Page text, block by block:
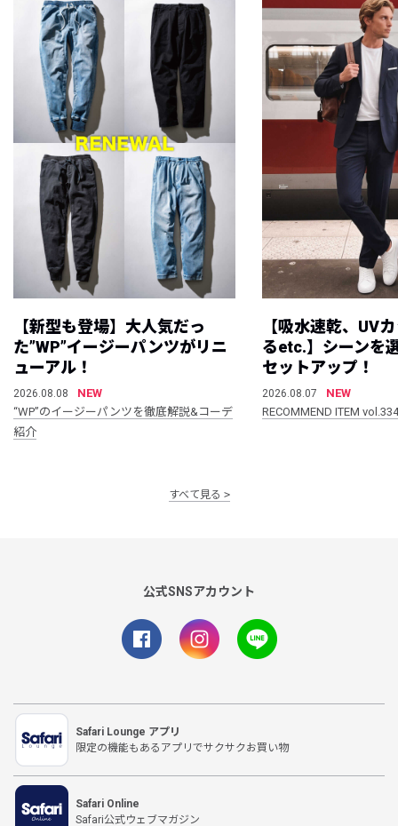
【新型も登場】大人気だっ
た”WP”イージーパンツがリニ
ューアル！
2026.08.08
NEW
“WP”のイージーパンツを徹底解説&コーデ
紹介
【吸水速乾、UV
るetc.】シーンを
セットアップ！
2026.08.07
NEW
RECOMMEND ITEM vol.334
すべて見る
公式SNSアカウント
Safari Lounge アプリ
限定の機能もあるアプリでサクサクお買い物
Safari Online
Safari公式ウェブマガジン